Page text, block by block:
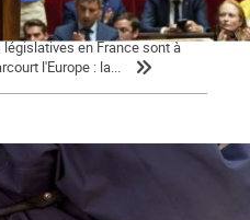
l'œuvre des travailleurs eux-
en France sont à
l'Europe : la...